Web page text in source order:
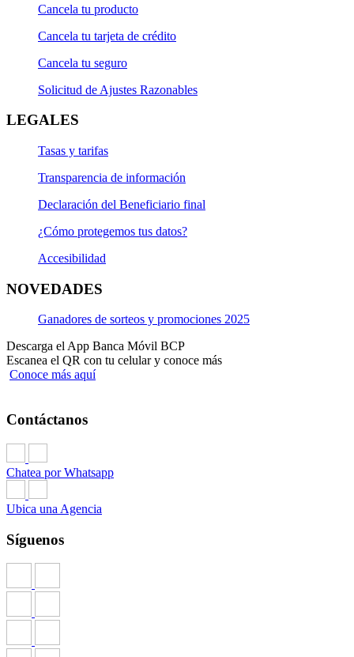
Cancela tu producto
Cancela tu tarjeta de crédito
Cancela tu seguro
Solicitud de Ajustes Razonables
LEGALES
Tasas y tarifas
Transparencia de información
Declaración del Beneficiario final
¿Cómo protegemos tus datos?
Accesibilidad
NOVEDADES
Ganadores de sorteos y promociones 2025
Descarga el App Banca Móvil BCP
Escanea el QR con tu celular y conoce más
Conoce más aquí
Contáctanos
Chatea por Whatsapp
Ubica una Agencia
Síguenos